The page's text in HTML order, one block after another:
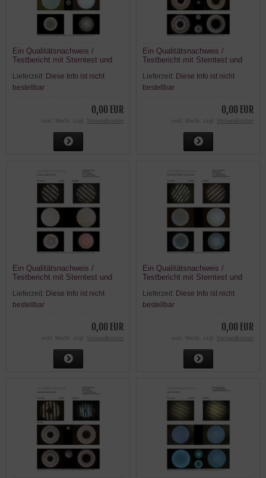
Ein Qualitätsnachweis /
Testbericht mit Sterntest und
FRA300 Pro
Lieferzeit: Diese Info ist nicht
bestellbar
0,00 EUR
exkl. MwSt. zzgl. Versandkosten
Ein Qualitätsnachweis /
Testbericht mit Sterntest und
BlackLine Skymax-90
Maksutov
Lieferzeit: Diese Info ist nicht
bestellbar
0,00 EUR
exkl. MwSt. zzgl. Versandkosten
Ein Qualitätsnachweis /
Testbericht mit Sterntest und
PhotoLine 125mm f/7,8 FPL53
und Lanthan
Lieferzeit: Diese Info ist nicht
bestellbar
0,00 EUR
exkl. MwSt. zzgl. Versandkosten
Ein Qualitätsnachweis /
Testbericht mit Sterntest und
SCIENTIFIC ED APO 127MM
F/7,5 FCD-100 CF HEX Carbon
Lieferzeit: Diese Info ist nicht
bestellbar
0,00 EUR
exkl. MwSt. zzgl. Versandkosten